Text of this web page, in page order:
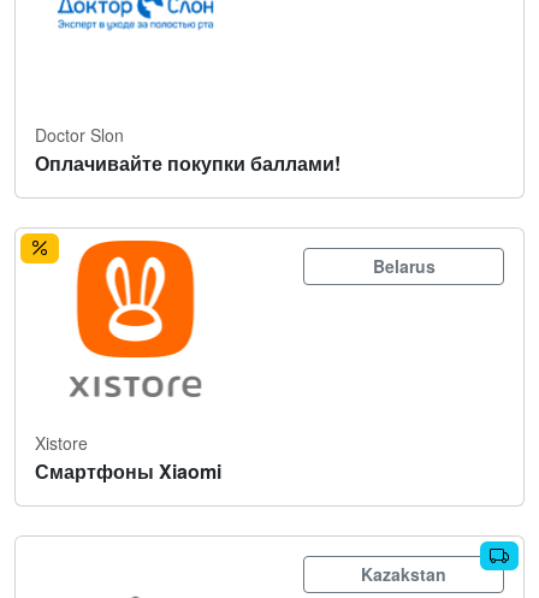
Doctor Slon
Оплачивайте покупки баллами!
Belarus
Xistore
Смартфоны Xiaomi
Kazakstan